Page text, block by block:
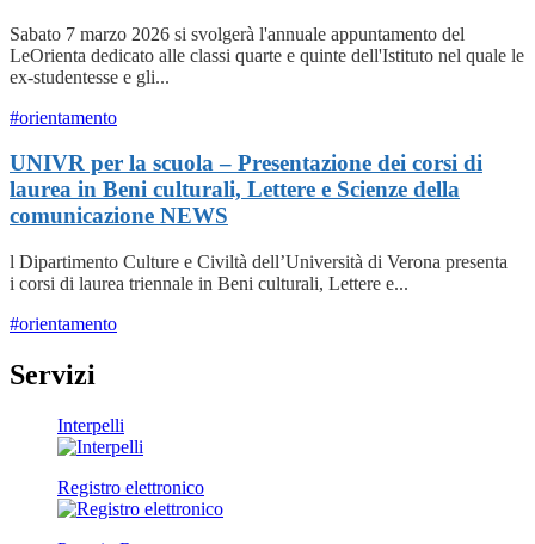
Sabato 7 marzo 2026 si svolgerà l'annuale appuntamento del
LeOrienta dedicato alle classi quarte e quinte dell'Istituto nel quale le
ex-studentesse e gli...
#orientamento
UNIVR per la scuola – Presentazione dei corsi di
laurea in Beni culturali, Lettere e Scienze della
comunicazione NEWS
l Dipartimento Culture e Civiltà dell’Università di Verona presenta
i corsi di laurea triennale in Beni culturali, Lettere e...
#orientamento
Servizi
Interpelli
Registro elettronico